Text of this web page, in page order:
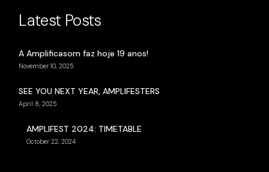
Latest Posts
A Amplificasom faz hoje 19 anos!
November 10, 2025
SEE YOU NEXT YEAR, AMPLIFESTERS
April 8, 2025
AMPLIFEST 2024: TIMETABLE
October 22, 2024